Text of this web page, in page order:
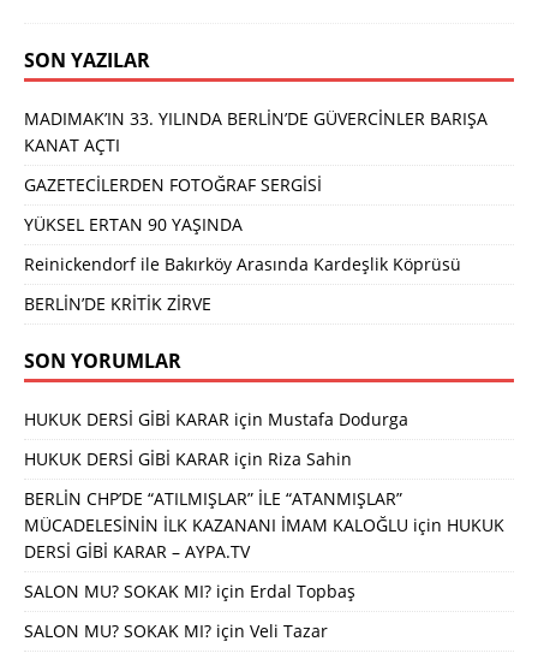
SON YAZILAR
MADIMAK’IN 33. YILINDA BERLİN’DE GÜVERCİNLER BARIŞA
KANAT AÇTI
GAZETECİLERDEN FOTOĞRAF SERGİSİ
YÜKSEL ERTAN 90 YAŞINDA
Reinickendorf ile Bakırköy Arasında Kardeşlik Köprüsü
BERLİN’DE KRİTİK ZİRVE
SON YORUMLAR
HUKUK DERSİ GİBİ KARAR için Mustafa Dodurga
HUKUK DERSİ GİBİ KARAR için Riza Sahin
BERLİN CHP’DE “ATILMIŞLAR” İLE “ATANMIŞLAR”
MÜCADELESİNİN İLK KAZANANI İMAM KALOĞLU için HUKUK
DERSİ GİBİ KARAR – AYPA.TV
SALON MU? SOKAK MI? için Erdal Topbaş
SALON MU? SOKAK MI? için Veli Tazar